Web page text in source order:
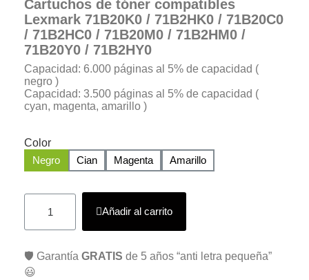
Cartuchos de tóner compatibles
Lexmark 71B20K0 / 71B2HK0 / 71B20C0
/ 71B2HC0 / 71B20M0 / 71B2HM0 /
71B20Y0 / 71B2HY0
Capacidad: 6.000 páginas al 5% de capacidad (
negro )
Capacidad: 3.500 páginas al 5% de capacidad (
cyan, magenta, amarillo )
Color
Negro
Cian Magenta Amarillo
Añadir al carrito
🛡️ Garantía GRATIS de 5 años “anti letra pequeña”
😃